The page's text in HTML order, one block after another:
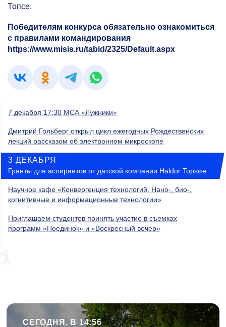
Топсе.
Победителям конкурса обязательно ознакомиться
с правилами командирования
https://www.misis.ru/tabid/2325/Default.aspx
7 декабря 17:30 МСА «Лужники»
Дмитрий Гольберг открыл цикл ежегодных Рождественских
лекций рассказом об электронном микроскопе
3 ДЕКАБРЯ
Гранты для аспирантов от датской компании Haldor Topsøe
Научное кафе «Конвергенция технологий. Нано-, био-,
когнитивные и информационные технологии»
Приглашаем студентов принять участие в съемках
программ «Поединок» и «Воскресный вечер»
СЕГОДНЯ, В 14:56